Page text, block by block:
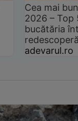
Cea mai
2026 –
bucătăria
adevarul.ro